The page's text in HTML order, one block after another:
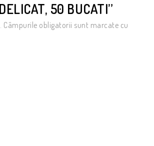
50 BUCATI”
Câmpurile obligatorii sunt marcate cu